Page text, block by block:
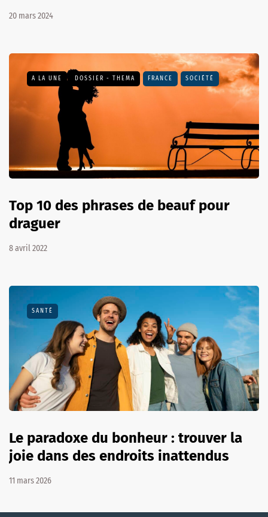
20 mars 2024
A LA UNE DOSSIER - THEMA FRANCE SOCIÉTÉ
Top 10 des phrases de beauf pour
draguer
8 avril 2022
SANTÉ
Le paradoxe du bonheur : trouver la
joie dans des endroits inattendus
11 mars 2026